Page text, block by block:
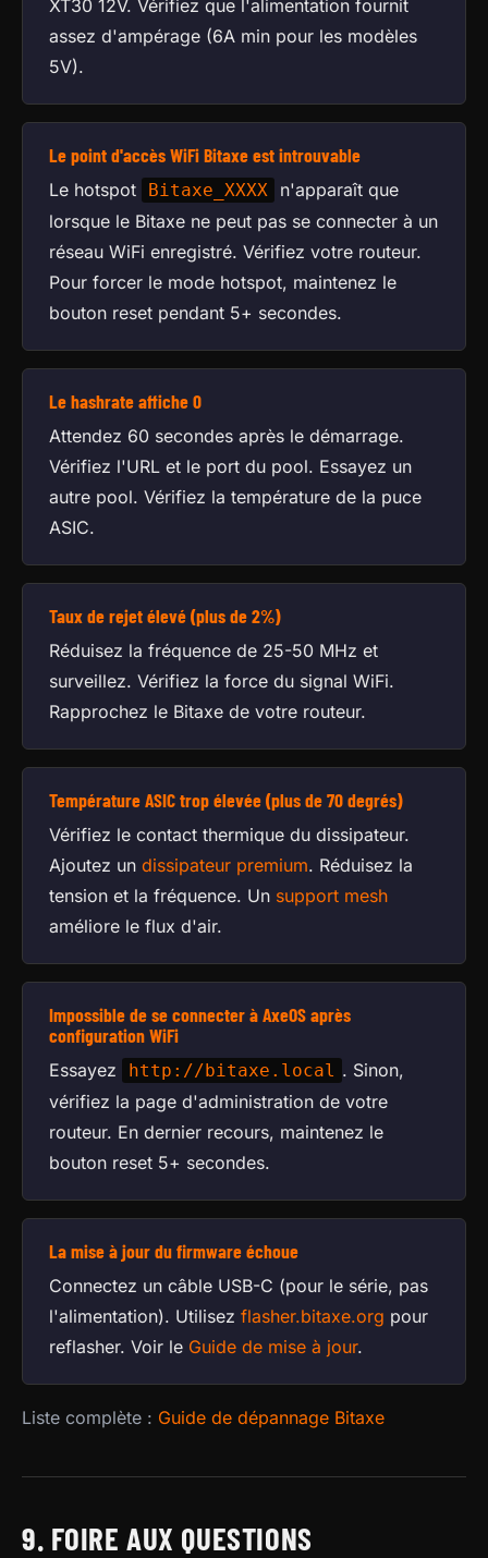
XT30 12V. Vérifiez que l'alimentation fournit
assez d'ampérage (6A min pour les modèles
5V).
Le point d'accès WiFi Bitaxe est introuvable
Le hotspot Bitaxe_XXXX
n'apparaît que
lorsque le Bitaxe ne peut pas se connecter à un
réseau WiFi enregistré. Vérifiez votre routeur.
Pour forcer le mode hotspot, maintenez le
bouton reset pendant 5+ secondes.
Le hashrate affiche 0
Attendez 60 secondes après le démarrage.
Vérifiez l'URL et le port du pool. Essayez un
autre pool. Vérifiez la température de la puce
ASIC.
Taux de rejet élevé (plus de 2%)
Réduisez la fréquence de 25-50 MHz et
surveillez. Vérifiez la force du signal WiFi.
Rapprochez le Bitaxe de votre routeur.
Température ASIC trop élevée (plus de 70 degrés)
Vérifiez le contact thermique du dissipateur.
Ajoutez un dissipateur premium. Réduisez la
tension et la fréquence. Un support mesh
améliore le flux d'air.
Impossible de se connecter à AxeOS après
configuration WiFi
Essayez http://bitaxe.local . Sinon,
vérifiez la page d'administration de votre
routeur. En dernier recours, maintenez le
bouton reset 5+ secondes.
La mise à jour du firmware échoue
Connectez un câble USB-C (pour le série, pas
l'alimentation). Utilisez flasher.bitaxe.org pour
reflasher. Voir le Guide de mise à jour.
Liste complète : Guide de dépannage Bitaxe
9. FOIRE AUX QUESTIONS